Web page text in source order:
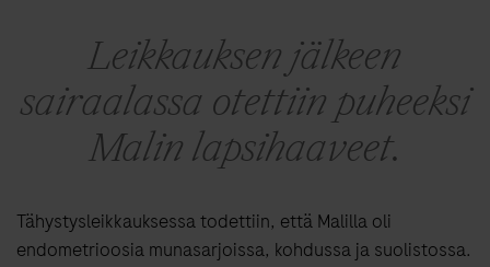
Leikkauksen jälkeen
sairaalassa otettiin puheeksi
Malin lapsihaaveet.
Tähystysleikkauksessa todettiin, että Malilla oli
endometrioosia munasarjoissa, kohdussa ja suolistossa.